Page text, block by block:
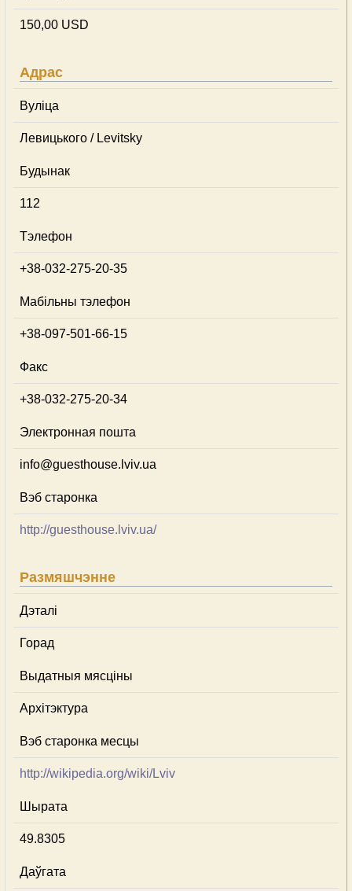
150,00 USD
Адрас
Вуліца
Левицького / Levitsky
Будынак
112
Тэлефон
+38-032-275-20-35
Мабільны тэлефон
+38-097-501-66-15
Факс
+38-032-275-20-34
Электронная пошта
info@guesthouse.lviv.ua
Вэб старонка
http://guesthouse.lviv.ua/
Размяшчэнне
Дэталі
Горад
Выдатныя мясціны
Архітэктура
Вэб старонка месцы
http://wikipedia.org/wiki/Lviv
Шырата
49.8305
Даўгата